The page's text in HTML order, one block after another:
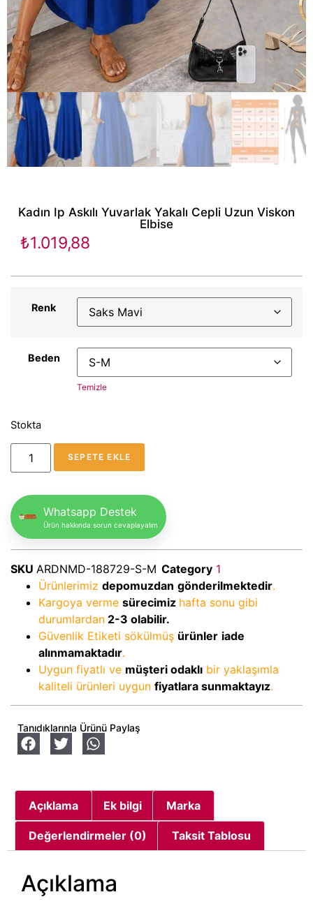
Kadın Ip Askılı Yuvarlak Yakalı Cepli Uzun Viskon
Elbise
₺1.019,88
Renk
Beden
Temizle
Stokta
SEPETE EKLE
Whatsapp Destek
Ürün hakkında sorun cevaplayalım
SKU ARDNMD-188729-S-M Category 1
Ürünlerimiz depomuzdan gönderilmektedir.
Kargoya verme sürecimiz hafta sonu gibi
durumlardan 2-3 olabilir.
Güvenlik Etiketi sökülmüş ürünler iade
alınmamaktadır.
Uygun fiyatlı ve müşteri odaklı bir yaklaşımla
kaliteli ürünleri uygun fiyatlara sunmaktayız.
Tanıdıklarınla Ürünü Paylaş
Açıklama Ek bilgi Marka
Değerlendirmeler (0) Taksit Tablosu
Açıklama